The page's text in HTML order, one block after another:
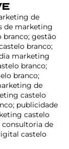
de
de marketing
branco; gestão
branco;
marketing
branco;
branco;
de
castelo
publicidade
castelo
consultoria de
castelo